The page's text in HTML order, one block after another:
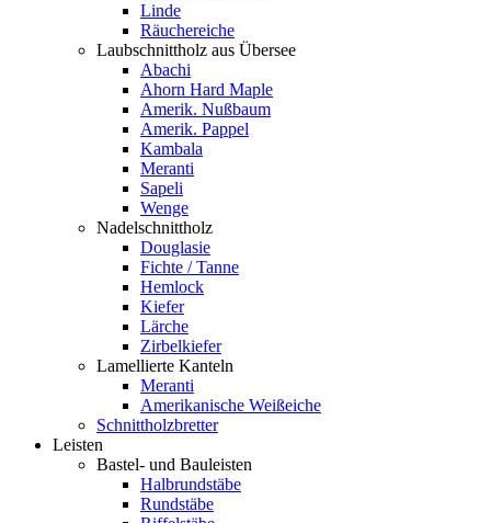
Linde
Räuchereiche
Laubschnittholz aus Übersee
Abachi
Ahorn Hard Maple
Amerik. Nußbaum
Amerik. Pappel
Kambala
Meranti
Sapeli
Wenge
Nadelschnittholz
Douglasie
Fichte / Tanne
Hemlock
Kiefer
Lärche
Zirbelkiefer
Lamellierte Kanteln
Meranti
Amerikanische Weißeiche
Schnittholzbretter
Leisten
Bastel- und Bauleisten
Halbrundstäbe
Rundstäbe